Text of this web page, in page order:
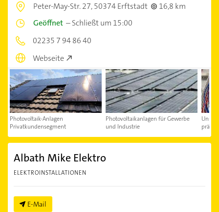
Peter-May-Str. 27,50374 Erftstadt
16,8 km
Geöffnet –Schließt um 15:00
02235 7 94 86 40
Webseite
Photovoltaik-Anlagen
Privatkundensegment
Photovoltaikanlagen für Gewerbe
und Industrie
Albath Mike Elektro
ELEKTROINSTALLATIONEN
E-Mail